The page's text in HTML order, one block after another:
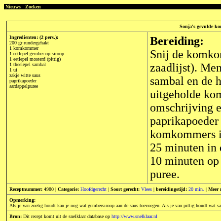
Nieuws Zoeken
Sonja's gevulde
Ingredienten: (2 pers.):
200 gr rundergehakt
1 komkommer
1 eetlepel gember op siroop
1 eetlepel mosterd (pittig)
1 theelepel sambal
1 ui
zakje witte saus
paprikapoeder
aardappelpuree
Bereiding:
Snij de
zaadlijst).
sambal en de
uitgeholde
omschrijving
komkommers
25 minuten in
10 minuten
puree.
Receptnummer: 4980 | Categorie: Hoofdgerecht | Soort gerecht: Vlees | bereidingstijd: 20 min. | Meer
Opmerking:
Als je van zoetig houdt kan je nog wat gembersiroop aan de saus toevoegen. Als je van pittig houdt
Bron: Dit recept komt uit de snelklaar database op http://www.snelklaar.nl